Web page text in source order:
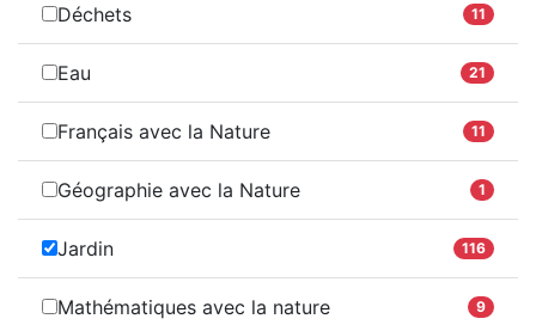
Déchets 11
Eau 21
Français avec la Nature 11
Géographie avec la Nature 1
Jardin 116
Mathématiques avec la nature 9